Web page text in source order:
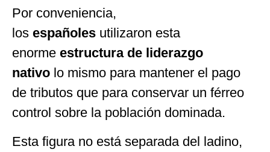
Por conveniencia,
los españoles utilizaron esta
enorme estructura de liderazgo
nativo lo mismo para mantener el pago
de tributos que para conservar un férreo
control sobre la población dominada.
Esta figura no está separada del ladino,